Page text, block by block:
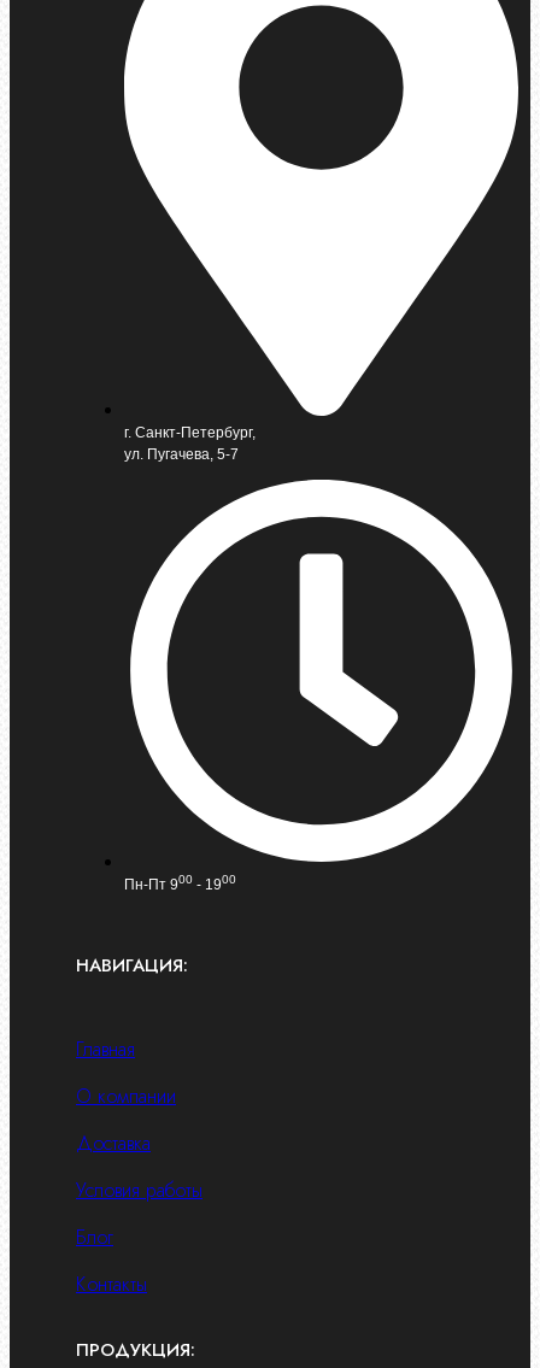
г. Санкт-Петербург,
ул. Пугачева, 5-7
Пн-Пт 900 - 1900
НАВИГАЦИЯ:
Главная
О компании
Доставка
Условия работы
Блог
Контакты
ПРОДУКЦИЯ: